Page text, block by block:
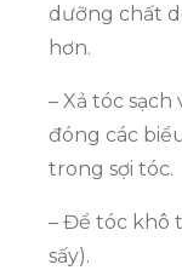
dưỡng chất
hơn.
– Xả tóc
đóng các
trong sợi tóc.
– Để tóc khô
sấy).